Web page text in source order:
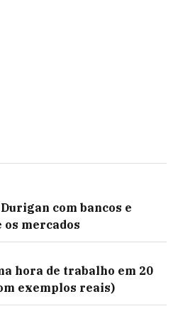
com bancos e
os mercados
hora de trabalho em 20
exemplos reais)